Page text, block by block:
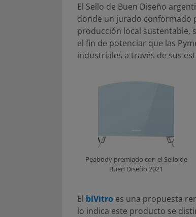
El Sello de Buen Diseño
donde un jurado conformado
producción local sustentable,
el fin de potenciar que las
industriales a través de sus
Peabody premiado con el Sello de
Buen Diseño 2021
El biVitro es una propuesta
lo indica este producto se